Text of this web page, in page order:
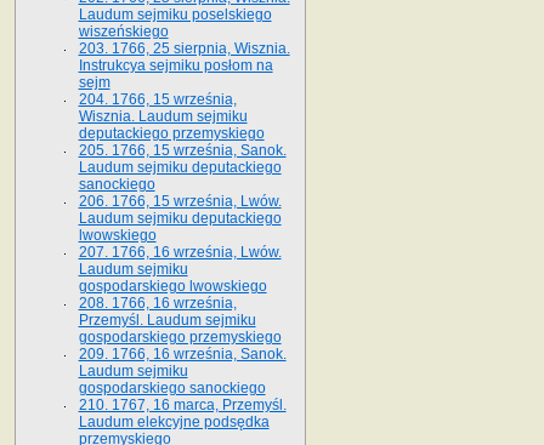
Laudum sejmiku poselskiego
wiszeńskiego
203. 1766, 25 sierpnia, Wisznia.
Instrukcya sejmiku posłom na
sejm
204. 1766, 15 września,
Wisznia. Laudum sejmiku
deputackiego przemyskiego
205. 1766, 15 września, Sanok.
Laudum sejmiku deputackiego
sanockiego
206. 1766, 15 września, Lwów.
Laudum sejmiku deputackiego
lwowskiego
207. 1766, 16 września, Lwów.
Laudum sejmiku
gospodarskiego lwowskiego
208. 1766, 16 września,
Przemyśl. Laudum sejmiku
gospodarskiego przemyskiego
209. 1766, 16 września, Sanok.
Laudum sejmiku
gospodarskiego sanockiego
210. 1767, 16 marca, Przemyśl.
Laudum elekcyjne podsędka
przemyskiego